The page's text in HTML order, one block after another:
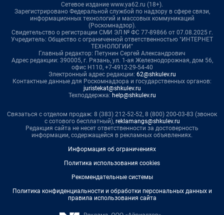
Сетевое издание www.ya62.ru (18+).
Зарегистрировано Федеральной службой по надзору в сфере связи,
информационных технологий и массовых коммуникаций
(Роскомнадзор).
Свидетельство о регистрации СМИ ЭЛ № ФС 77-89866 от 07.08.2025 г.
Учредитель: Общество с ограниченной ответственностью "ИНТЕРНЕТ
ТЕХНОЛОГИИ"
Главный редактор: Петунин Сергей Александрович
Адрес редакции: 390005, г. Рязань, ул. 1-ая Железнодорожная, дом 56,
офис Н110, +7-4912-29-54-40
Электронный адрес редакции: 62@shkulev.ru
Контактные данные для Роскомнадзора и государственных органов:
juristekat@shkulev.ru
Техподдержка: help@shkulev.ru
Связаться с отделом продаж: 8 (383) 212-52-52, 8 (800) 200-03-83 (звонок
с сотового бесплатный), reklamangs@shkulev.ru
Редакция сайта не несет ответственности за достоверность
информации, содержащейся в рекламных объявлениях.
Информация об ограничениях
Политика использования cookies
Рекомендательные системы
Политика конфиденциальности и обработки персональных данных и
правила использования сайта